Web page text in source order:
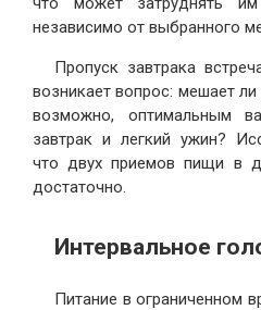
независимо от выбранного
Пропуск завтрака
возникает вопрос: мешает
возможно, оптимальным
завтрак и легкий ужин?
что двух приемов пищи в
достаточно.
Интервальное
Питание в ограниченном